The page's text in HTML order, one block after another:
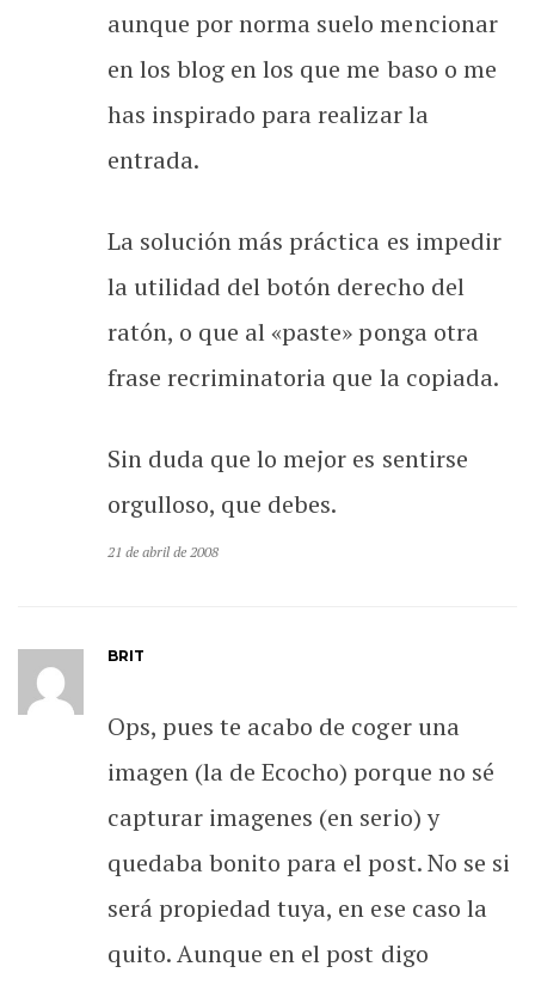
aunque por norma suelo mencionar
en los blog en los que me baso o me
has inspirado para realizar la
entrada.
La solución más práctica es impedir
la utilidad del botón derecho del
ratón, o que al «paste» ponga otra
frase recriminatoria que la copiada.
Sin duda que lo mejor es sentirse
orgulloso, que debes.
21 de abril de 2008
BRIT
Ops, pues te acabo de coger una
imagen (la de Ecocho) porque no sé
capturar imagenes (en serio) y
quedaba bonito para el post. No se si
será propiedad tuya, en ese caso la
quito. Aunque en el post digo